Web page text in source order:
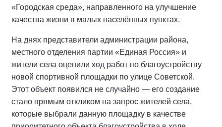
«Городская среда», направленного на улучшение
качества жизни в малых населённых пунктах.
На днях представители администрации района,
местного отделения партии «Единая Россия» и
жители села оценили ход работ по благоустройству
новой спортивной площадки по улице Советской.
Этот объект появился не случайно — его создание
стало прямым откликом на запрос жителей села,
которые выбрали данную площадку в качестве